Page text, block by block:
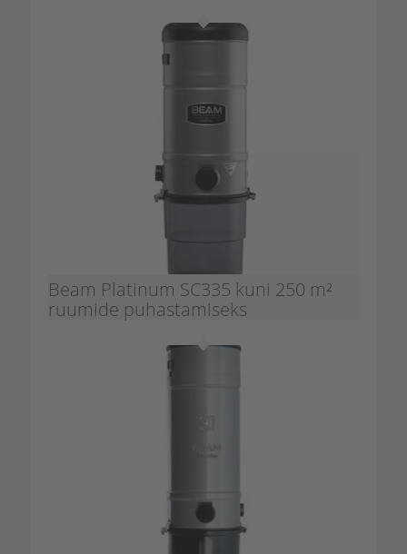
Beam Platinum SC335 kuni 250 m²
ruumide puhastamiseks